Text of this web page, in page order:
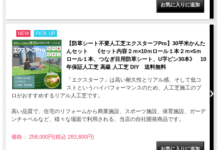
NEW PICK UP
【防草シート不要人工芝エクスターフPro】30平米かんた
んセット 《セット内容２ｍ×10ｍロール１本２ｍ×5ｍ
ロール１本、つなぎ目用防草シート、U字ピン30本》 10
年保証人工芝 高級 人工芝 DIY 送料無料
「エクスターフ」は高い耐久性とリアル感、そして低コ
ストというハイパフォーマンスのため、人工芝施工のプ
ロがおすすめするリアル人工芝です。
高い品質で、住宅のリフォームから商業施設、スポーツ施設、保育施設、ガーデ
ンチャペルなど、様々な場面で利用される、当店の自社開発商品です。
価格： 258,000円(税込 283,800円)